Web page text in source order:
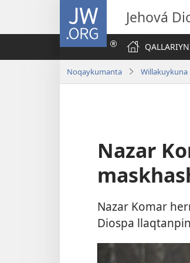
JW.ORG
Jehová
Noqaykumanta Willakuykuna
Nazar
Nazar Komar
Diospa